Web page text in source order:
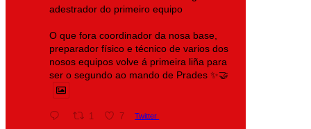
adestrador do primeiro equipo
O que fora coordinador da nosa base,
preparador físico e técnico de varios dos
nosos equipos volve á primeira liña para
ser o segundo ao mando de Prades ✨🤝
1 7 Twitter